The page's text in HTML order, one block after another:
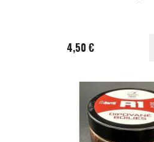
4,50 €